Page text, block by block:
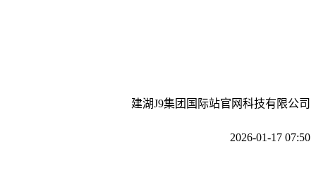
建湖J9集团国际站官网科技有限公司
2026-01-17 07:50